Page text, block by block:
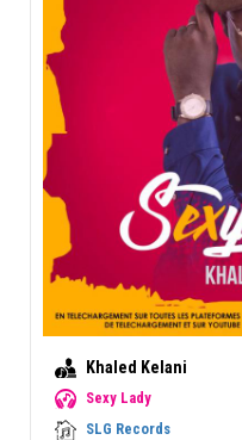
Khaled Kelani
Sexy Lady
SLG Records